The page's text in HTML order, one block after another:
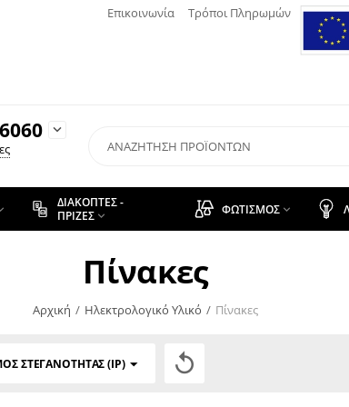
Επικοινωνία Τρόποι Πληρωμών

ΔΙΑΚΌΠΤΕΣ -
ΠΡΊΖΕΣ  ΦΩΤΙΣΜΌΣ 
Πίνακες
Αρχική / Ηλεκτρολογικό Υλικό / Πίνακες
ΣΤΕΓΑΝΌΤΗΤΑΣ (IP) 